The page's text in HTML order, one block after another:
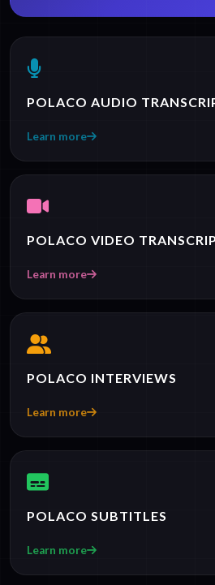
POLACO AUDIO
Learn more
POLACO VIDEO
Learn more
POLACO INTERVIEWS
Learn more
POLACO SUBTITLES
Learn more